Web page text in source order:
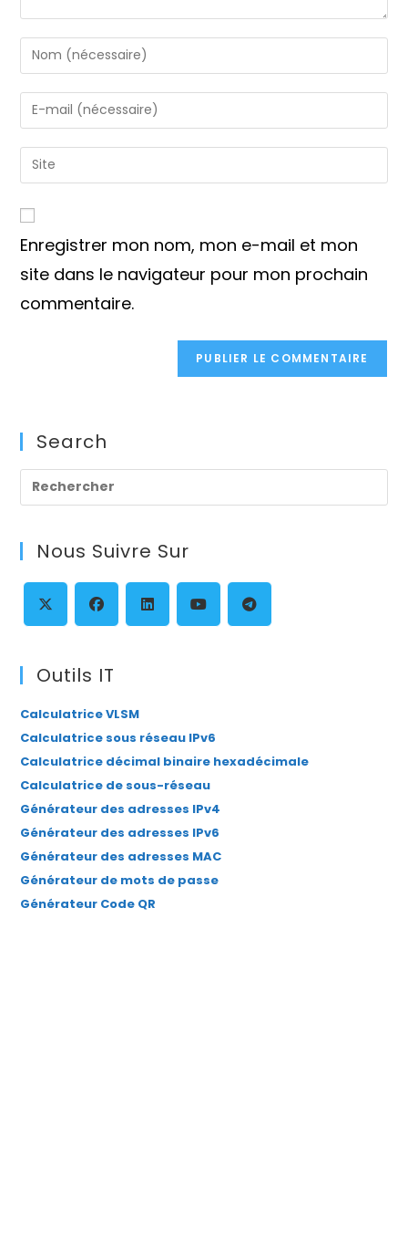
Enter
your
name
or
to
comment
Enter
your
email
address
Saisir
l’URL
votre
site
(facultatif)
Enregistrer mon nom, mon e-mail et mon
site dans le navigateur pour mon prochain
commentaire.
Search
Nous Suivre Sur
dans
un
nouvel
onglet
dans
nouvel
onglet
nouvel
onglet onglet
Outils IT
Calculatrice VLSM
Calculatrice sous réseau IPv6
Calculatrice décimal binaire hexadécimale
Calculatrice de sous-réseau
Générateur des adresses IPv4
Générateur des adresses IPv6
Générateur des adresses MAC
Générateur de mots de passe
Générateur Code QR